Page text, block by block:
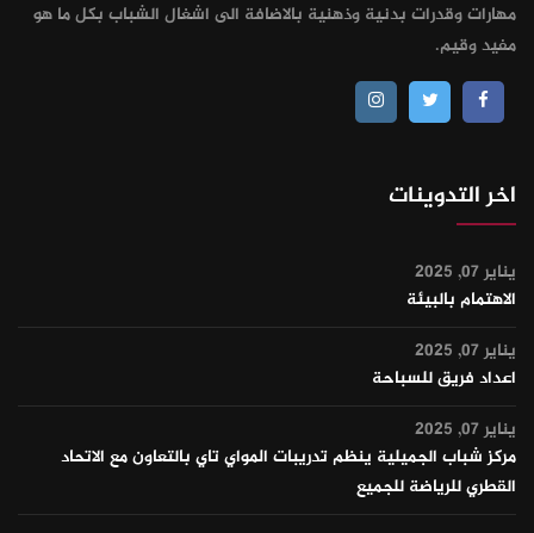
مهارات وقدرات بدنية وذهنية بالاضافة الى اشغال الشباب بكل ما هو
مفيد وقيم.
اخر التدوينات
يناير 07, 2025
الاهتمام بالبيئة
يناير 07, 2025
اعداد فريق للسباحة
يناير 07, 2025
مركز شباب الجميلية ينظم تدريبات المواي تاي بالتعاون مع الاتحاد
القطري للرياضة للجميع